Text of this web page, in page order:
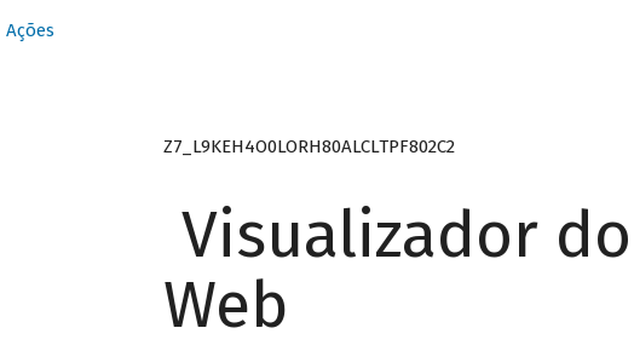
Ações
Z7_L9KEH4O0LORH80ALCLTPF802C2
Visualizador
Web